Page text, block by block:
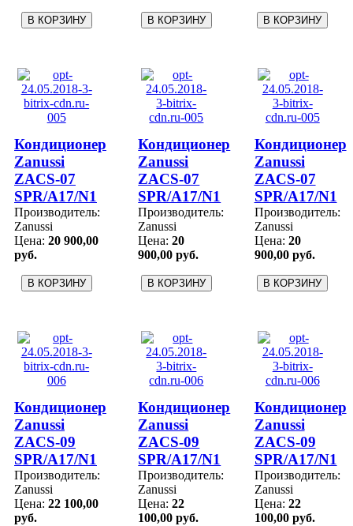
Кондиционер
Zanussi
ZACS-07
SPR/A17/N1
Производитель:
Zanussi
Цена: 20 900,00
руб.
Кондиционер
Zanussi
ZACS-07
SPR/A17/N1
Производитель:
Zanussi
Цена:20
900,00 руб.
Кондиционер
Zanussi
ZACS-07
SPR/A17/N1
Производитель:
Zanussi
Цена: 20
900,00 руб.
Кондиционер
Zanussi
ZACS-09
SPR/A17/N1
Производитель:
Zanussi
Цена: 22 100,00
руб.
Кондиционер
Zanussi
ZACS-09
SPR/A17/N1
Производитель:
Zanussi
Цена:22
100,00 руб.
Кондиционер
Zanussi
ZACS-09
SPR/A17/N1
Производитель:
Zanussi
Цена: 22
100,00 руб.